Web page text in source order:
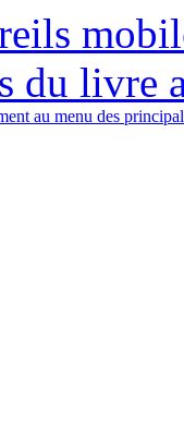
du livre
au menu des